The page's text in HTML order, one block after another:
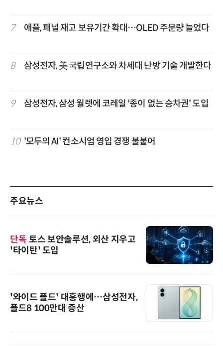
7 애플, 패널 재고 보유기간 확대…OLED 주문량 늘었다
8 삼성전자, 美 국립연구소와 차세대 난방 기술 개발한다
9 삼성전자, 삼성 월렛에 코레일 '종이 없는 승차권' 도입
10 '모두의 AI' 컨소시엄 영입 경쟁 불붙어
주요뉴스
단독 토스 보안솔루션, 외산 지우고
'타이탄' 도입
'와이드 폴드' 대흥행에…삼성전자,
폴드8 100만대 증산